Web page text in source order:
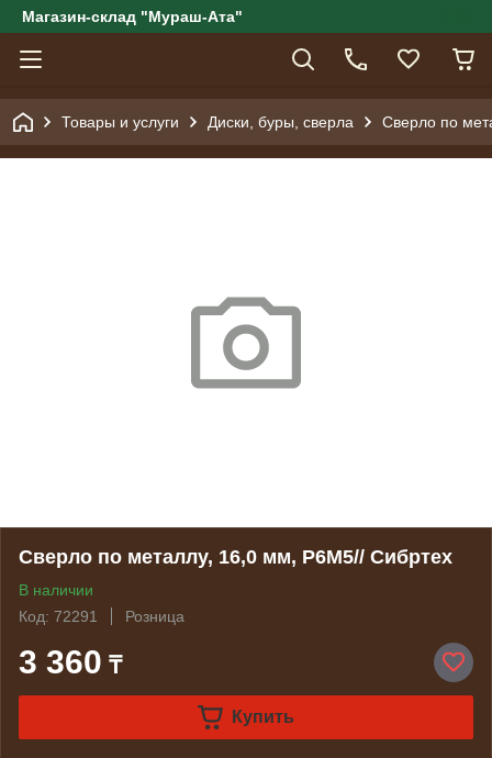
Магазин-склад "Мураш-Ата"
Товары и услуги Диски, буры, сверла Сверло по
Сверло по металлу, 16,0 мм, Р6М5// Сибртех
В наличии
Код: 72291
Розница
3 360 ₸
Купить